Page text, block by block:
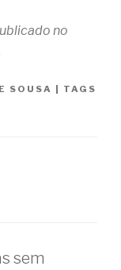
no
SOUSA
TAGS
sem